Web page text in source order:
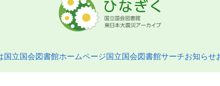
国立国会図書館ホームページ国立国会図書館サーチお知らせ